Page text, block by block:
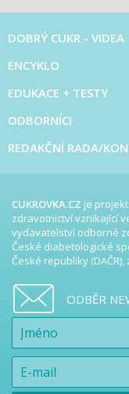
DOBRÝ CUKR - VIDEA
ENCYKLO
EDUKACE + TESTY
ODBORNÍCI
REDAKČNÍ RADA/
CUKROVKA.CZ je
zdravotnictví vznikající
vydavatelství odborné
České diabetologické
České republiky (DAČR),
ODBĚR